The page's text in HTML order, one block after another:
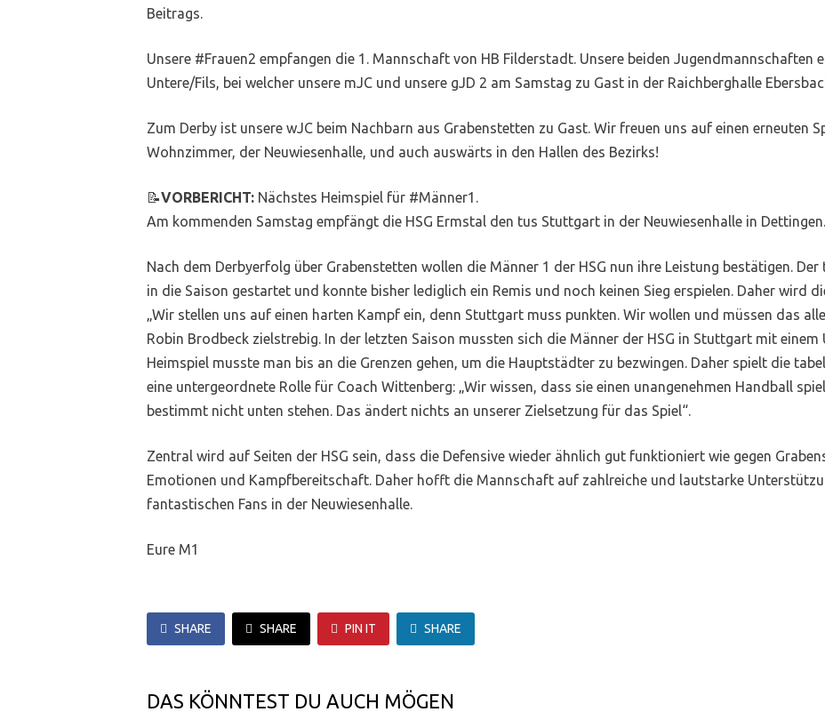
Beitrags.
Unsere #Frauen2 empfangen die 1. Mannschaft von HB Filderstadt. Unsere beiden Jugendmannschaften
Untere/Fils, bei welcher unsere mJC und unsere gJD 2 am Samstag zu Gast in der Raichberghalle
Zum Derby ist unsere wJC beim Nachbarn aus Grabenstetten zu Gast. Wir freuen uns auf einen erneuten
Wohnzimmer, der Neuwiesenhalle, und auch auswärts in den Hallen des Bezirks!
📝VORBERICHT: Nächstes Heimspiel für #Männer1.
Am kommenden Samstag empfängt die HSG Ermstal den tus Stuttgart in der Neuwiesenhalle in
Nach dem Derbyerfolg über Grabenstetten wollen die Männer 1 der HSG nun ihre Leistung bestätigen.
in die Saison gestartet und konnte bisher lediglich ein Remis und noch keinen Sieg erspielen. Daher wird
„Wir stellen uns auf einen harten Kampf ein, denn Stuttgart muss punkten. Wir wollen und müssen das
Robin Brodbeck zielstrebig. In der letzten Saison mussten sich die Männer der HSG in Stuttgart mit einem
Heimspiel musste man bis an die Grenzen gehen, um die Hauptstädter zu bezwingen. Daher spielt die
eine untergeordnete Rolle für Coach Wittenberg: „Wir wissen, dass sie einen unangenehmen Handball
bestimmt nicht unten stehen. Das ändert nichts an unserer Zielsetzung für das Spiel“.
Zentral wird auf Seiten der HSG sein, dass die Defensive wieder ähnlich gut funktioniert wie gegen
Emotionen und Kampfbereitschaft. Daher hofft die Mannschaft auf zahlreiche und lautstarke
fantastischen Fans in der Neuwiesenhalle.
Eure M1
SHARE SHARE PIN IT SHARE
DAS KÖNNTEST DU AUCH MÖGEN